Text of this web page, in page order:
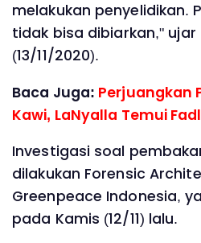
melakukan penyelidikan.
tidak bisa dibiarkan," ujar
(13/11/2020).
Baca Juga: Perjuangkan
Kawi, LaNyalla Temui
Investigasi soal
dilakukan Forensic
Greenpeace Indonesia,
pada Kamis (12/11) lalu.